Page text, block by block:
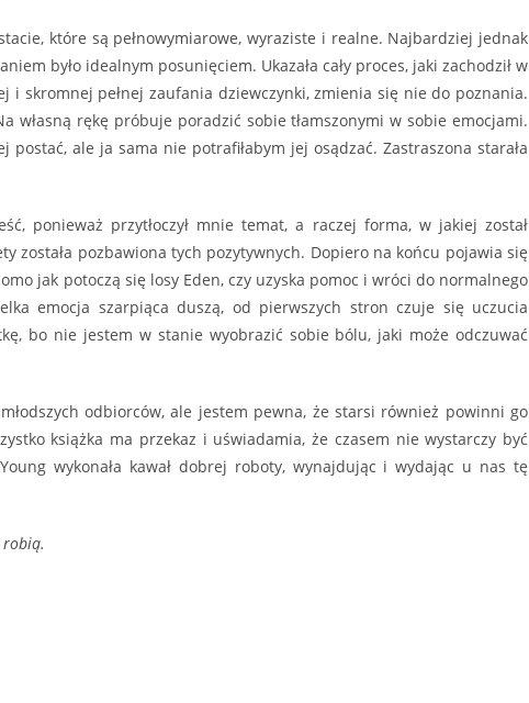
które są pełnowymiarowe, wyraziste i realne. Najbardziej jednak
było idealnym posunięciem. Ukazała cały proces, jaki zachodził w
i skromnej pełnej zaufania dziewczynki, zmienia się nie do poznania.
własną rękę próbuje poradzić sobie tłamszonymi w sobie emocjami.
ale ja sama nie potrafiłabym jej osądzać. Zastraszona starała
ponieważ przytłoczył mnie temat, a raczej forma, w jakiej został
została pozbawiona tych pozytywnych. Dopiero na końcu pojawia się
jak potoczą się losy Eden, czy uzyska pomoc i wróci do normalnego
emocja szarpiąca duszą, od pierwszych stron czuje się uczucia
bo nie jestem w stanie wyobrazić sobie bólu, jaki może odczuwać
odbiorców, ale jestem pewna, że starsi również powinni go
książka ma przekaz i uświadamia, że czasem nie wystarczy być
wykonała kawał dobrej roboty, wynajdując i wydając u nas tę
robią.